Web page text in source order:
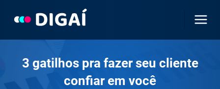
3 gatilhos pra fazer seu cliente
confiar em você